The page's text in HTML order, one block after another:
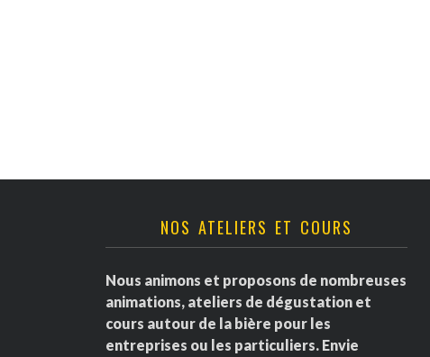
NOS ATELIERS ET COURS
Nous animons et proposons de nombreuses
animations, ateliers de dégustation et
cours autour de la bière pour les
entreprises ou les particuliers. Envie